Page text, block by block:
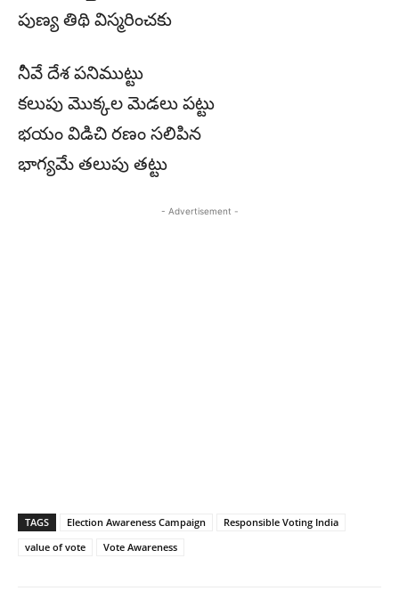
పుణ్య తిథి విస్మరించకు
నీవే దేశ పనిముట్టు
కలుపు మొక్కల మెడలు పట్టు
భయం విడిచి రణం సలిపిన
భాగ్యమే తలుపు తట్టు
- Advertisement -
TAGS Election Awareness Campaign
Responsible Voting India
value of vote
Vote Awareness